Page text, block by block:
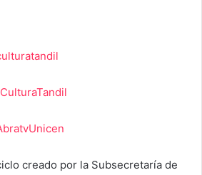
creado por la Subsecretaría de